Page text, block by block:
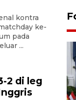
kontra
ke-
pada
...
2 di leg